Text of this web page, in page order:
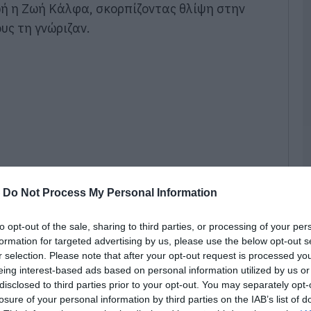
Do Not Process My Personal Information
opt-out of the sale, sharing to third parties, or processing of your
for targeted advertising by us, please use the below opt-out
selection. Please note that after your opt-out request is processed
interest-based ads based on personal information utilized by us
to third parties prior to your opt-out. You may separately
of your personal information by third parties on the IAB’s list of
η Ζωή Κάλφα, σκορπίζοντας θλίψη στην
τη γνώριζαν.
Παρασκευή 3 Ιουλίου, στις 19:00, στον Ιερό
Λουκά του Δήμου Κύμης – Αλιβερίου,